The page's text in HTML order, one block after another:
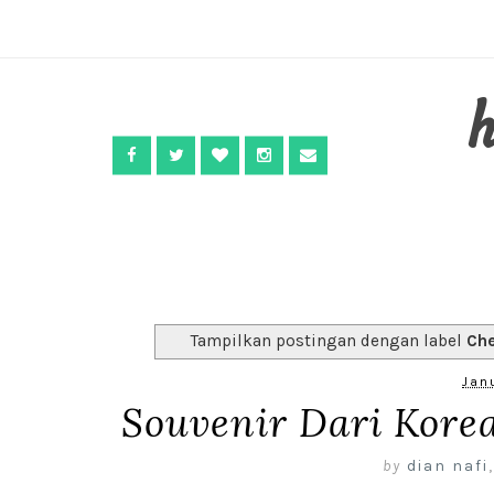
Tampilkan postingan dengan label
Souvenir Dari
by dian nafi